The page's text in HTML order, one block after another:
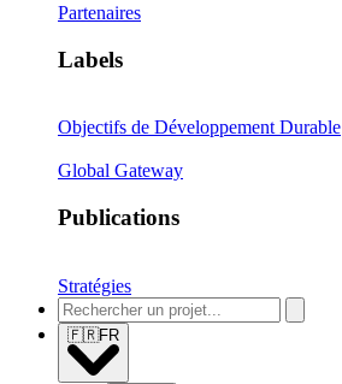
Partenaires
Labels
Objectifs de Développement Durable
Global Gateway
Publications
Stratégies
🇫🇷FR